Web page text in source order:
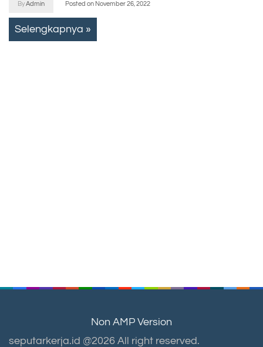
ByAdmin Posted on November 26, 2022
Selengkapnya »
Non AMP Version
seputarkerja.id @2026 All right reserved.